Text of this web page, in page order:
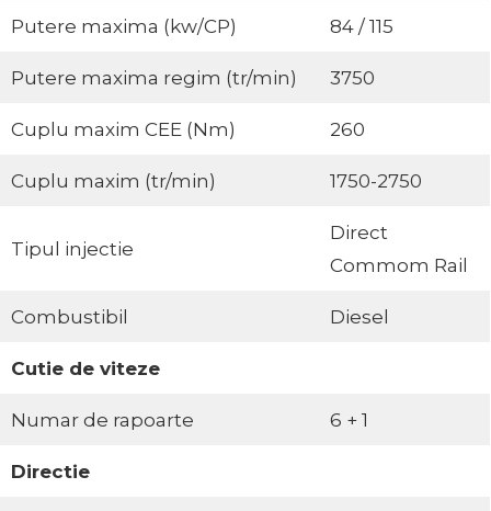
Putere maxima (kw/CP) 84 / 115
Putere maxima regim (tr/min) 3750
Cuplu maxim CEE (Nm) 260
Cuplu maxim (tr/min) 1750-2750
Tipul injectie
Direct
Commom Rail
Combustibil Diesel
Cutie de viteze
Numar de rapoarte 6 + 1
Directie